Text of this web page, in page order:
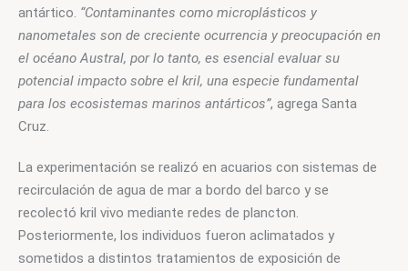
antártico. “Contaminantes como microplásticos y
nanometales son de creciente ocurrencia y preocupación en
el océano Austral, por lo tanto, es esencial evaluar su
potencial impacto sobre el kril, una especie fundamental
para los ecosistemas marinos antárticos”, agrega Santa
Cruz.
La experimentación se realizó en acuarios con sistemas de
recirculación de agua de mar a bordo del barco y se
recolectó kril vivo mediante redes de plancton.
Posteriormente, los individuos fueron aclimatados y
sometidos a distintos tratamientos de exposición de